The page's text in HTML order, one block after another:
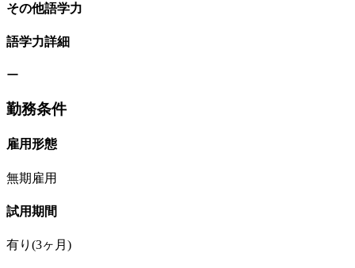
その他語学力
語学力詳細
ー
勤務条件
雇用形態
無期雇用
試用期間
有り(3ヶ月)